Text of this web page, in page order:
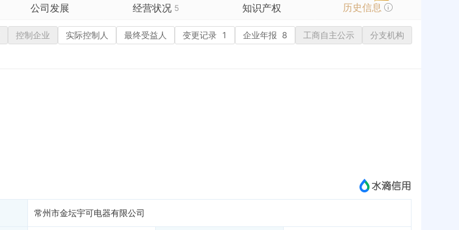
公司发展 经营状况 5 知识产权 历史信息
融资历史
招投标
信用评价
进出口信用
商标信息
成为vip查看
控制企业 实际控制人 最终受益人 变更记录 1 企业年报 8 工商自主公示
分支机构
常州市金坛宇可电器有限公司